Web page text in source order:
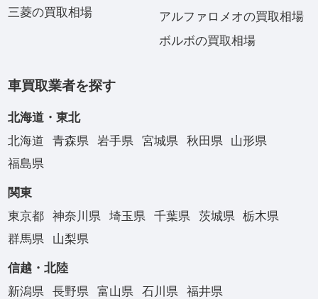
三菱の買取相場
アルファロメオの買取相場
ボルボの買取相場
車買取業者を探す
北海道・東北
北海道
青森県 岩手県 宮城県 秋田県
山形県
福島県
関東
東京都
神奈川県 埼玉県 千葉県 茨城県
栃木県
群馬県
山梨県
信越・北陸
新潟県
長野県 富山県 石川県 福井県